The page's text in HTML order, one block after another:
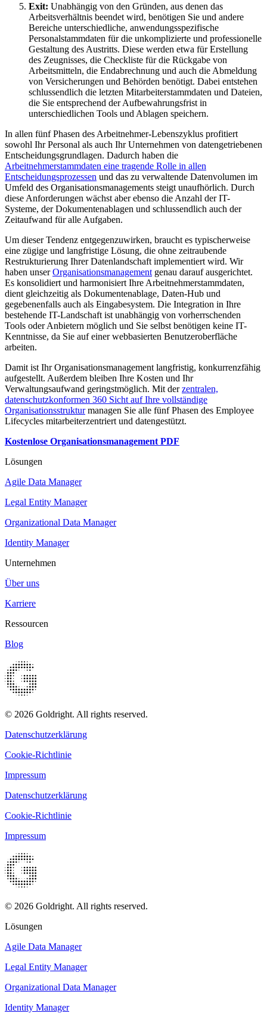
Exit: Unabhängig von den Gründen, aus denen das
Arbeitsverhältnis beendet wird, benötigen Sie und andere
Bereiche unterschiedliche, anwendungsspezifische
Personalstammdaten für die unkomplizierte und professionelle
Gestaltung des Austritts. Diese werden etwa für Erstellung
des Zeugnisses, die Checkliste für die Rückgabe von
Arbeitsmitteln, die Endabrechnung und auch die Abmeldung
von Versicherungen und Behörden benötigt. Dabei entstehen
schlussendlich die letzten Mitarbeiterstammdaten und Dateien,
die Sie entsprechend der Aufbewahrungsfrist in
unterschiedlichen Tools und Ablagen speichern.
In allen fünf Phasen des Arbeitnehmer-Lebenszyklus profitiert
sowohl Ihr Personal als auch Ihr Unternehmen von datengetriebenen
Entscheidungsgrundlagen. Dadurch haben die
Arbeitnehmerstammdaten eine tragende Rolle in allen
Entscheidungsprozessen und das zu verwaltende Datenvolumen im
Umfeld des Organisationsmanagements steigt unaufhörlich. Durch
diese Anforderungen wächst aber ebenso die Anzahl der IT-
Systeme, der Dokumentenablagen und schlussendlich auch der
Zeitaufwand für alle Aufgaben.
Um dieser Tendenz entgegenzuwirken, braucht es typischerweise
eine zügige und langfristige Lösung, die ohne zeitraubende
Restrukturierung Ihrer Datenlandschaft implementiert wird. Wir
haben unserOrganisationsmanagement genau darauf ausgerichtet.
Es konsolidiert und harmonisiert Ihre Arbeitnehmerstammdaten,
dient gleichzeitig als Dokumentenablage, Daten-Hub und
gegebenenfalls auch als Eingabesystem. Die Integration in Ihre
bestehende IT-Landschaft ist unabhängig von vorherrschenden
Tools oder Anbietern möglich und Sie selbst benötigen keine IT-
Kenntnisse, da Sie auf einer webbasierten Benutzeroberfläche
arbeiten.
Damit ist Ihr Organisationsmanagement langfristig, konkurrenzfähig
aufgestellt. Außerdem bleiben Ihre Kosten und Ihr
Verwaltungsaufwand geringstmöglich. Mit derzentralen,
datenschutzkonformen 360 Sicht auf Ihre vollständige
Organisationsstrukturmanagen Sie alle fünf Phasen des Employee
Lifecycles mitarbeiterzentriert und datengestützt.
Kostenlose Organisationsmanagement PDF
Lösungen
Agile Data Manager
Legal Entity Manager
Organizational Data Manager
Identity Manager
Unternehmen
Über uns
Karriere
Ressourcen
Blog
© 2026 Goldright. All rights reserved.
Datenschutzerklärung
Cookie-Richtlinie
Impressum
Datenschutzerklärung
Cookie-Richtlinie
Impressum
© 2026 Goldright. All rights reserved.
Lösungen
Agile Data Manager
Legal Entity Manager
Organizational Data Manager
Identity Manager